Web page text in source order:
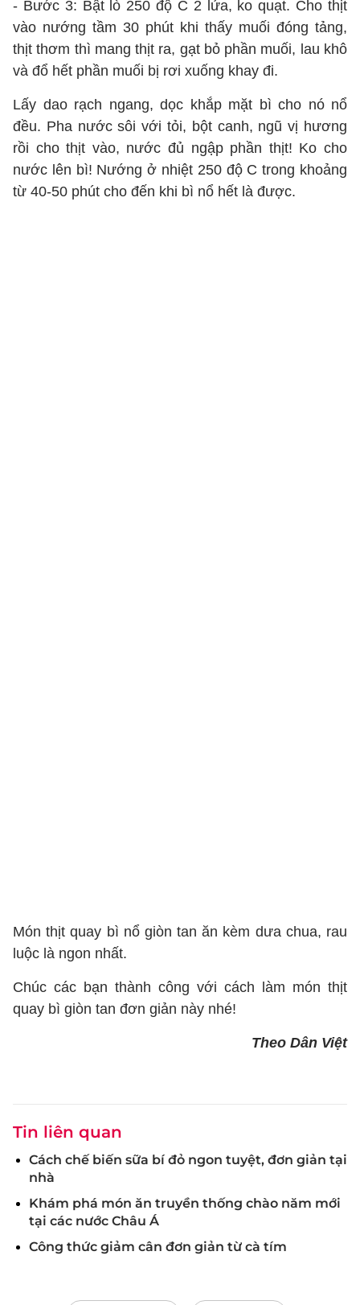
- Bước 3: Bật lò 250 độ C 2 lửa, ko quạt. Cho thịt
vào nướng tầm 30 phút khi thấy muối đóng tảng,
thịt thơm thì mang thịt ra, gạt bỏ phần muối, lau khô
và đổ hết phần muối bị rơi xuống khay đi.
Lấy dao rạch ngang, dọc khắp mặt bì cho nó nổ
đều. Pha nước sôi với tỏi, bột canh, ngũ vị hương
rồi cho thịt vào, nước đủ ngập phần thịt! Ko cho
nước lên bì! Nướng ở nhiệt 250 độ C trong khoảng
từ 40-50 phút cho đến khi bì nổ hết là được.
Món thịt quay bì nổ giòn tan ăn kèm dưa chua, rau
luộc là ngon nhất.
Chúc các bạn thành công với cách làm món thịt
quay bì giòn tan đơn giản này nhé!
Theo Dân Việt
Tin liên quan
Cách chế biến sữa bí đỏ ngon tuyệt, đơn giản tại
nhà
Khám phá món ăn truyền thống chào năm mới
tại các nước Châu Á
Công thức giảm cân đơn giản từ cà tím